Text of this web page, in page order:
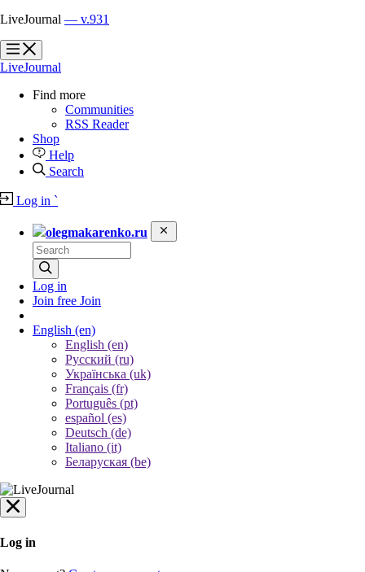
LiveJournal — v.931
?
?
LiveJournal
Find more
Communities
RSS Reader
Shop
Help
Search
Log in `
olegmakarenko.ru
Log in
Join free Join
English (en)
English (en)
Русский (ru)
Українська (uk)
Français (fr)
Português (pt)
español (es)
Deutsch (de)
Italiano (it)
Беларуская (be)
Log in